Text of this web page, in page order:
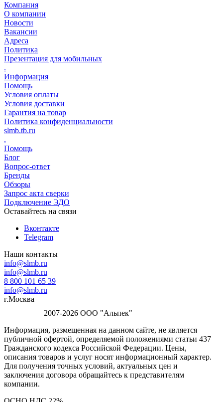
Компания
О компании
Новости
Вакансии
Адреса
Политика
Презентация для мобильных
.
Информация
Помощь
Условия оплаты
Условия доставки
Гарантия на товар
Политика конфиденциальности
slmb.tb.ru
.
Помощь
Блог
Вопрос-ответ
Бренды
Обзоры
Запрос акта сверки
Подключение ЭДО
Оставайтесь на связи
Вконтакте
Telegram
Наши контакты
info@slmb.ru
info@slmb.ru
8 800 101 65 39
info@slmb.ru
г.Москва
2007-2026 ООО "Альпек"
Информация, размещенная на данном сайте, не является
публичной офертой, определяемой положениями статьи 437
Гражданского кодекса Российской Федерации. Цены,
описания товаров и услуг носят информационный характер.
Для получения точных условий, актуальных цен и
заключения договора обращайтесь к представителям
компании.